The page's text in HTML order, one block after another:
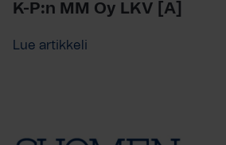
K-P:n MM Oy LKV [A]
Lue artikkeli